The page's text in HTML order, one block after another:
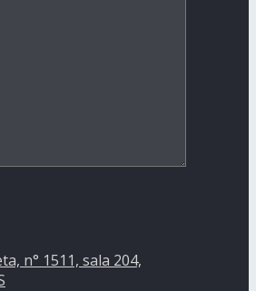
n° 1511, sala 204,